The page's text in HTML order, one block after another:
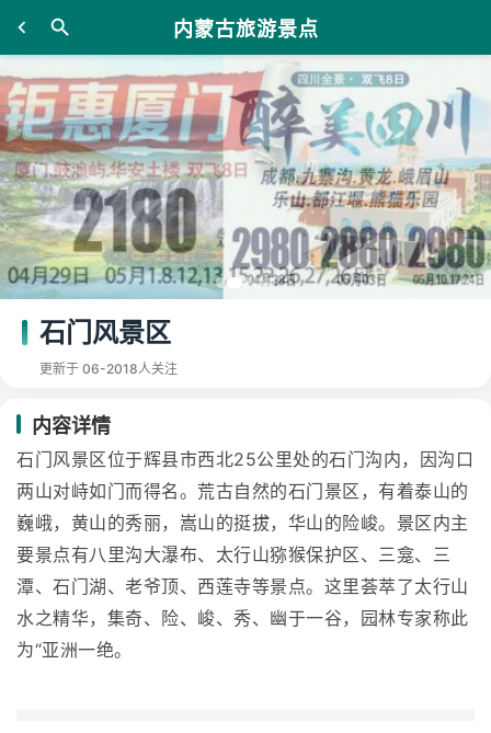
内蒙古旅游景点
石门风景区
更新于 06-2018人关注
内容详情
石门风景区位于辉县市西北25公里处的石门沟内，因沟口
两山对峙如门而得名。荒古自然的石门景区，有着泰山的
巍峨，黄山的秀丽，嵩山的挺拔，华山的险峻。景区内主
要景点有八里沟大瀑布、太行山猕猴保护区、三龛、三
潭、石门湖、老爷顶、西莲寺等景点。这里荟萃了太行山
水之精华，集奇、险、峻、秀、幽于一谷，园林专家称此
为“亚洲一绝。